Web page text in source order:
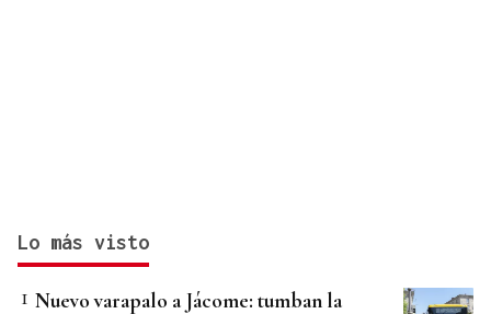
Lo más visto
Nuevo varapalo a Jácome: tumban la